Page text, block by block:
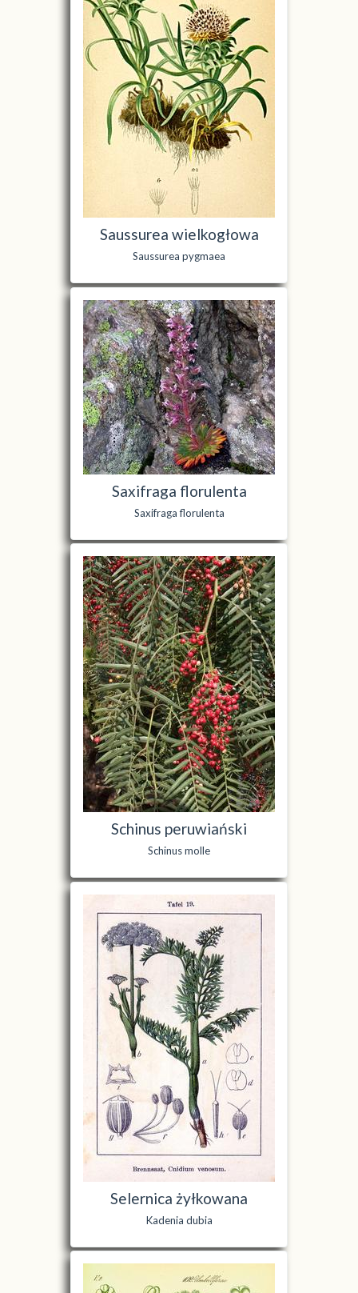
Saussurea wielkogłowa
Saussurea pygmaea
Saxifraga florulenta
Saxifraga florulenta
Schinus peruwiański
Schinus molle
Selernica żyłkowana
Kadenia dubia